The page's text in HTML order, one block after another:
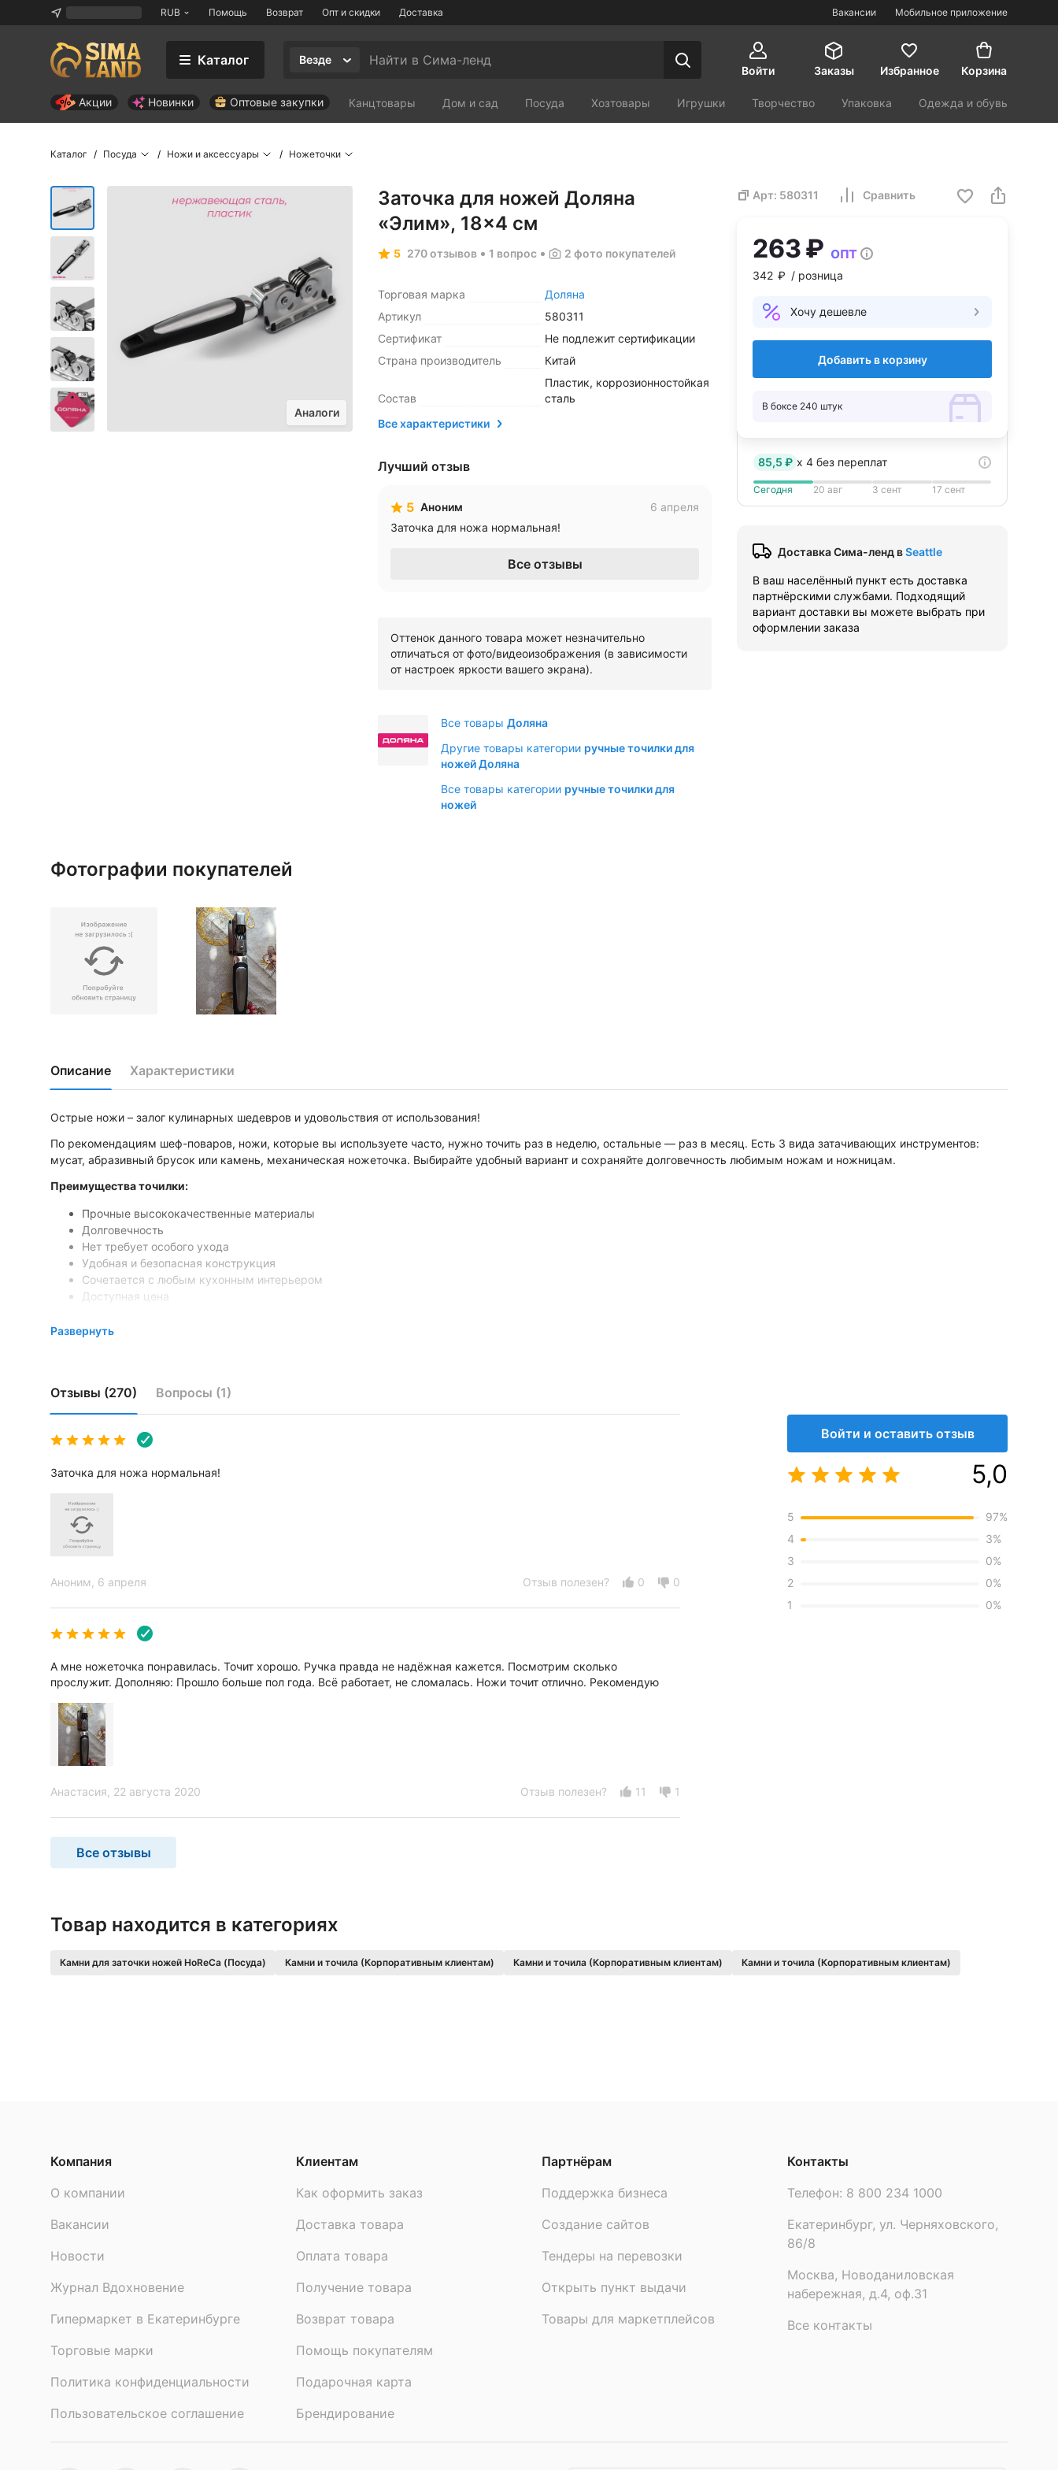
RUB Помощь Возврат Опт и скидки Доставка Мобильное приложение
Вакансии
Каталог
Везде
Войти
Заказы Избранное Корзина
Акции Новинки Оптовые закупки Канцтовары Дом и сад Посуда Хозтовары Игрушки Творчество Упаковка Одежда и обувь
Каталог Посуда Ножи и аксессуары Ножеточки
Аналоги
Заточка для ножей Доляна
«Элим», 18×4 см
5 270 отзывов 1 вопрос 2 фото покупателей
Торговая марка
Доляна
Артикул
580311
Сертификат
Не подлежит сертификации
Страна производитель
Китай
Состав
Пластик, коррозионностойкая
сталь
Все характеристики
Лучший отзыв
5 Аноним
6 апреля
Заточка для ножа нормальная!
Все отзывы
Оттенок данного товара может незначительно
отличаться от фото/видеоизображения (в зависимости
от настроек яркости вашего экрана).
Все товары Доляна
Другие товары категории ручные точилки для
ножей Доляна
Все товары категории ручные точилки для
ножей
Арт: 580311 Сравнить
263 ₽ опт
342 ₽ / розница
Хочу дешевле
Добавить в корзину
В боксе 240 штук
85,5 ₽ x 4 без переплат
Сегодня 20 авг 3 сент 17 сент
Доставка Сима-ленд вSeattle
В ваш населённый пункт есть доставка
партнёрскими службами. Подходящий
вариант доставки вы можете выбрать при
оформлении заказа
Фотографии покупателей
Описание Характеристики
Острые ножи – залог кулинарных шедевров и удовольствия от использования!
По рекомендациям шеф-поваров, ножи, которые вы используете часто, нужно точить раз в неделю, остальные — раз в месяц. Есть 3 вида затачивающих инструментов:
мусат, абразивный брусок или камень, механическая ножеточка. Выбирайте удобный вариант и сохраняйте долговечность любимым ножам и ножницам.
Преимущества точилки:
Прочные высококачественные материалы
Долговечность
Нет требует особого ухода
Удобная и безопасная конструкция
Сочетается с любым кухонным интерьером
Доступная цена
Развернуть
Отзывы (270) Вопросы (1)
Заточка для ножа нормальная!
Аноним , 6 апреля Отзыв полезен? 0 0
А мне ножеточка понравилась. Точит хорошо. Ручка правда не надёжная кажется. Посмотрим сколько
прослужит. Дополняю: Прошло больше пол года. Всё работает, не сломалась. Ножи точит отлично. Рекомендую
Анастасия , 22 августа 2020 Отзыв полезен? 11 1
Все отзывы
Войти и оставить отзыв
5,0
5
4
3
2
1
97%
3%
0%
0%
0%
Товар находится в категориях
Камни для заточки ножей HoReCa (Посуда) Камни и точила (Корпоративным клиентам) Камни и точила (Корпоративным клиентам) Камни и точила (Корпоративным клиентам)
Компания
О компании
Вакансии
Новости
Журнал Вдохновение
Гипермаркет в Екатеринбурге
Торговые марки
Политика конфиденциальности
Пользовательское соглашение
Клиентам
Как оформить заказ
Доставка товара
Оплата товара
Получение товара
Возврат товара
Помощь покупателям
Подарочная карта
Брендирование
Партнёрам
Поддержка бизнеса
Создание сайтов
Тендеры на перевозки
Открыть пункт выдачи
Товары для маркетплейсов
Контакты
Телефон: 8 800 234 1000
Екатеринбург, ул. Черняховского,
86/8
Москва, Новоданиловская
набережная, д.4, оф.31
Все контакты